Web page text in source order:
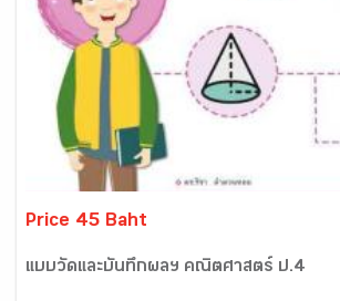
Price 45 Baht
แบบวัดและบันทึกผลฯ คณิตศาสตร์ ป.4